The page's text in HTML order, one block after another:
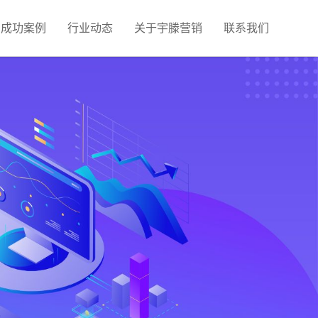
成功案例 行业动态 关于宇滕营销 联系我们
营销获客 营销推广